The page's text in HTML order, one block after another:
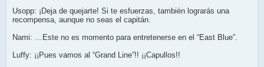
Usopp: ¡Deja de quejarte! Si te esfuerzas, también lograrás una
recompensa, aunque no seas el capitán.
Nami: …Este no es momento para entretenerse en el “East Blue”.
Luffy: ¡¡Pues vamos al “Grand Line”!! ¡¡Capullos!!